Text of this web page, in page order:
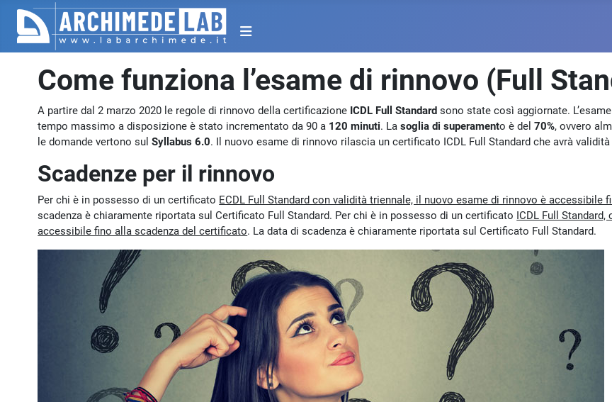
Come funziona l’esame di rinnovo (Full
A partire dal 2 marzo 2020 le regole di rinnovo della certificazione ICDL Full Standard sono state così aggiornate.
tempo massimo a disposizione è stato incrementato da 90 a 120 minuti. Lasoglia di superamento è del70%, ovvero
le domande vertono sulSyllabus 6.0. Il nuovo esame di rinnovo rilascia un certificato ICDL Full Standard che avrà validità
Scadenze per il rinnovo
Per chi è in possesso di un certificato ECDL Full Standard con validità triennale, il nuovo esame di rinnovo è
scadenza è chiaramente riportata sul Certificato Full Standard. Per chi è in possesso di un certificato ICDL Full
accessibile fino alla scadenza del certificato. La data di scadenza è chiaramente riportata sul Certificato Full Standard.